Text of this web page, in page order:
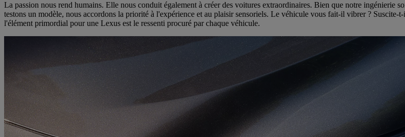
La passion nous rend humains. Elle nous conduit également à créer des voitures extraordinaires. Bien que notre ingénierie
testons un modèle, nous accordons la priorité à l'expérience et au plaisir sensoriels. Le véhicule vous fait-il vibrer ?
l'élément primordial pour une Lexus est le ressenti procuré par chaque véhicule.